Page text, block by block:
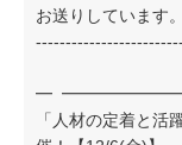
お送りしています
━
「人材の定着と活